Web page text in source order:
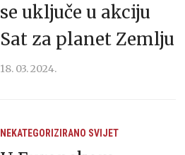
se uključe u akciju
Sat za planet Zemlju
18. 03. 2024.
NEKATEGORIZIRANO SVIJET